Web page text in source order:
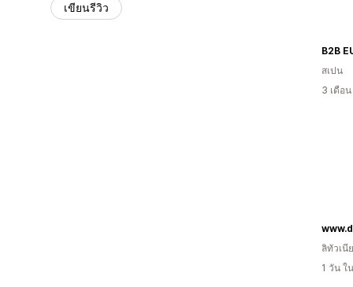
เขียนรีวิว
B2B
สเปน
3 เดือ
ลิทัวเนีย
1 วัน ใ